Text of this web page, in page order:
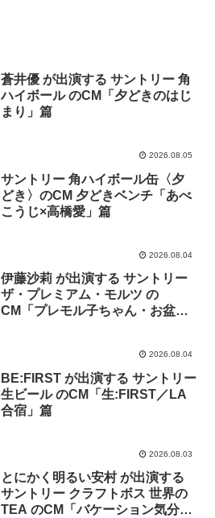
蒼井優 が出演する サントリー 角
ハイボール のCM「夕どきのはじ
まり」篇
2026.08.05
サントリー 角ハイボール缶〈夕
どき〉のCM 夕どきベンチ「あべ
こうじ×高橋愛」篇
2026.08.04
伊藤沙莉 が出演する サントリー
ザ・プレミアム・モルツ の
CM「プレモル子ちゃん・お盆」
2026.08.04
BE:FIRST が出演する サントリー
生ビール のCM「生:FIRST／LA
合宿」篇
2026.08.03
とにかく明るい安村 が出演する
サントリー クラフトボス 世界の
TEA のCM「バケーション気分に